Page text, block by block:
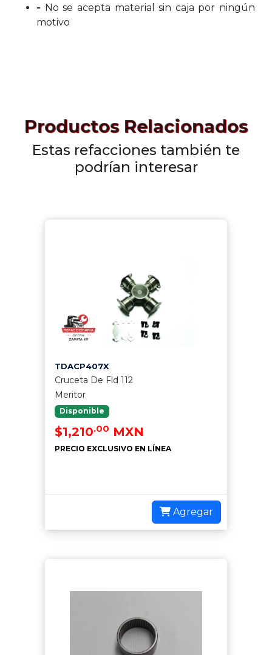
- No se acepta material sin caja por ningún
motivo
Productos Relacionados
Estas refacciones también te
podrían interesar
TDACP407X
Cruceta De Fld 112
Meritor
Disponible
$1,210.00 MXN
PRECIO EXCLUSIVO EN LÍNEA
Agregar